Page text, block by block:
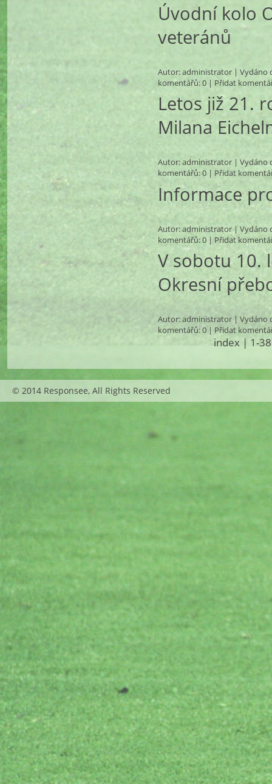
Úvodní kolo
veteránů
Autor:administrator| Vydáno
komentářů: 0 | Přidat
Letos již 21.
Milana
Autor:administrator| Vydáno
komentářů: 0 | Přidat
Informace
Autor:administrator| Vydáno
komentářů: 0 | Přidat
V sobotu 10.
Okresní
Autor:administrator| Vydáno
komentářů: 0 | Přidat
index | 1-
© 2014 Responsee, All Rights Reserved